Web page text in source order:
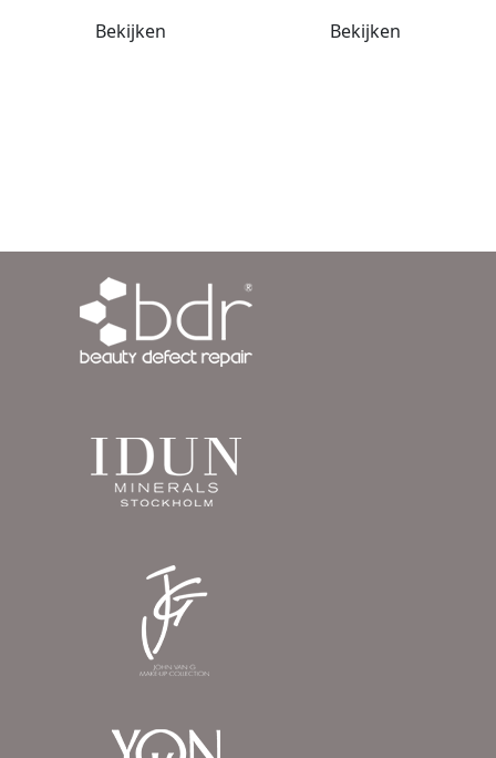
Bekijken
Bekijken